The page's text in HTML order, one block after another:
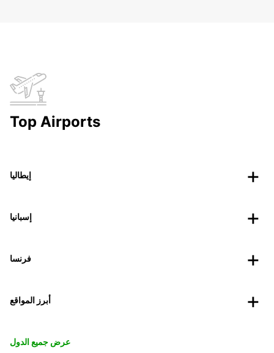
Top Airports
إيطاليا
إسبانيا
فرنسا
أبرز المواقع
عرض جميع الدول